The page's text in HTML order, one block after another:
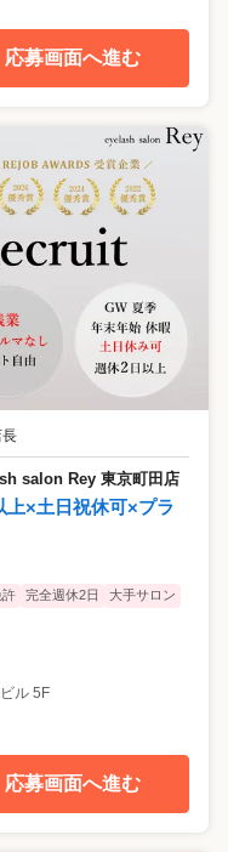
応募画面へ進む
長
salon Rey 東京町田店
×土日祝休可×プラ
許 完全週休2日
大手サロン
ル 5F
応募画面へ進む